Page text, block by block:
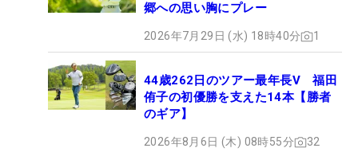
郷への思い胸にプレー
2026年7月29日 (水) 18時40分 1
44歳262日のツアー最年長V 福田
侑子の初優勝を支えた14本【勝者
のギア】
2026年8月6日 (木) 08時55分 32